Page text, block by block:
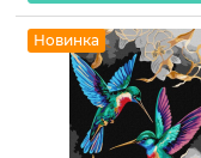
Новинка